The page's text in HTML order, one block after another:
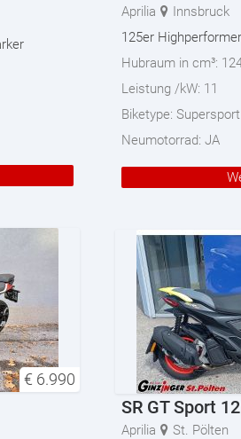
Aprilia
Innsbruck
125er Highperformer
Hubraum in cm³:
Leistung /kW: 11
Biketype: Supersport
Neumotorrad: JA
€ 6.990
SR GT Sport
Aprilia
St. Pölten